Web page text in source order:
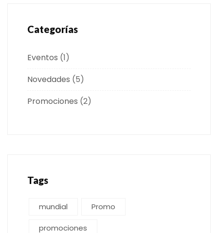
Categorías
Eventos (1)
Novedades (5)
Promociones (2)
Tags
mundial Promo
promociones